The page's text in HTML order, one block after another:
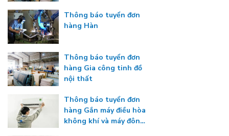
Thông báo tuyển đơn
hàng Hàn
Thông báo tuyển đơn
hàng Gia công tinh đồ
nội thất
Thông báo tuyển đơn
hàng Gắn máy điều hòa
không khí và máy đông